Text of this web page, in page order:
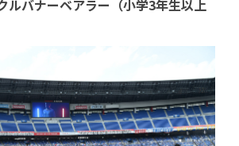
ルバナーベアラー（小学3年生以上